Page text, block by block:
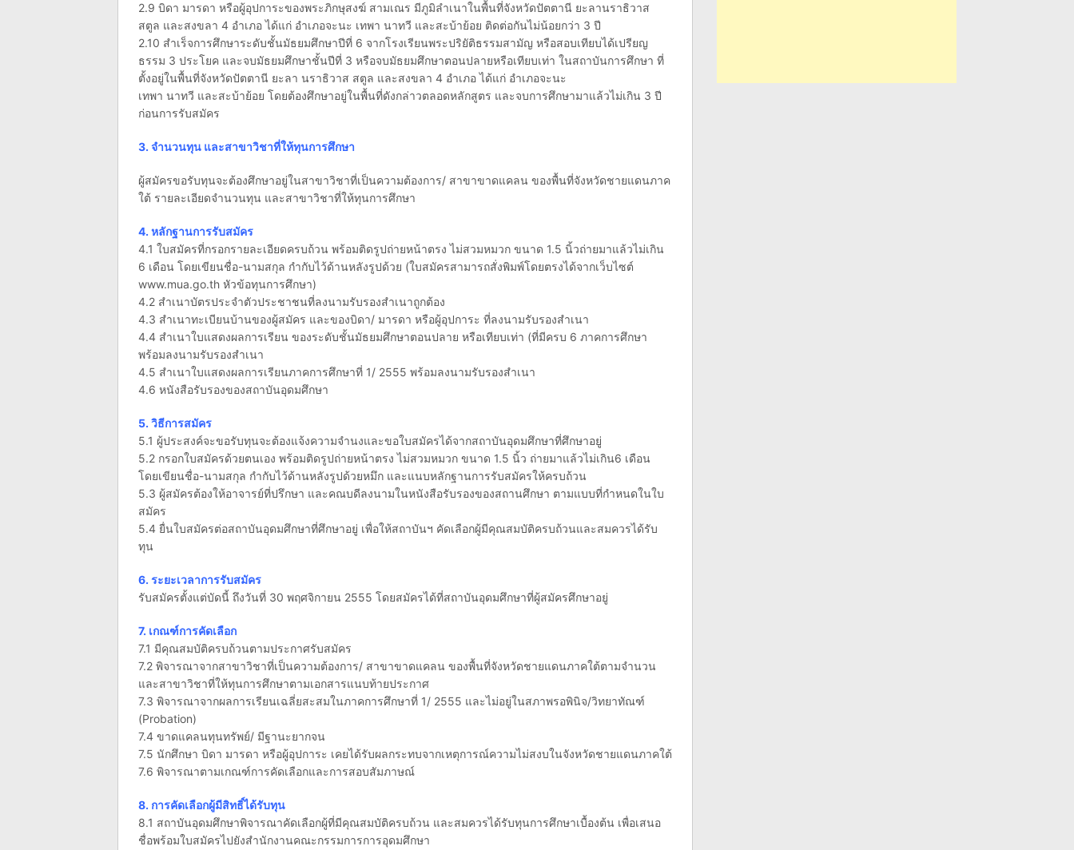
2.9 บิดา มารดา หรือผู้อุปการะของพระภิกษุสงฆ์ สามเณร มีภูมิลำเนาในพื้นที่จังหวัดปัตตานี ยะลานราธิวาส
สตูล และสงขลา 4 อำเภอ ได้แก่ อำเภอจะนะ เทพา นาทวี และสะบ้าย้อย ติดต่อกันไม่น้อยกว่า 3 ปี
2.10 สำเร็จการศึกษาระดับชั้นมัธยมศึกษาปีที่ 6 จากโรงเรียนพระปริยัติธรรมสามัญ หรือสอบเทียบได้เปรียญ
ธรรม 3 ประโยค และจบมัธยมศึกษาชั้นปีที่ 3 หรือจบมัธยมศึกษาตอนปลายหรือเทียบเท่า ในสถาบันการศึกษา ที่
ตั้งอยู่ในพื้นที่จังหวัดปัตตานี ยะลา นราธิวาส สตูล และสงขลา 4 อำเภอ ได้แก่ อำเภอจะนะ
เทพา นาทวี และสะบ้าย้อย โดยต้องศึกษาอยู่ในพื้นที่ดังกล่าวตลอดหลักสูตร และจบการศึกษามาแล้วไม่เกิน 3 ปี
ก่อนการรับสมัคร
3. จำนวนทุน และสาขาวิชาที่ให้ทุนการศึกษา
ผู้สมัครขอรับทุนจะต้องศึกษาอยู่ในสาขาวิชาที่เป็นความต้องการ/ สาขาขาดแคลน ของพื้นที่จังหวัดชายแดนภาค
ใต้ รายละเอียดจำนวนทุน และสาขาวิชาที่ให้ทุนการศึกษา
4. หลักฐานการรับสมัคร
4.1 ใบสมัครที่กรอกรายละเอียดครบถ้วน พร้อมติดรูปถ่ายหน้าตรง ไม่สวมหมวก ขนาด 1.5 นิ้วถ่ายมาแล้วไม่เกิน
6 เดือน โดยเขียนชื่อ-นามสกุล กำกับไว้ด้านหลังรูปด้วย (ใบสมัครสามารถสั่งพิมพ์โดยตรงได้จากเว็บไซต์
www.mua.go.th หัวข้อทุนการศึกษา)
4.2 สำเนาบัตรประจำตัวประชาชนที่ลงนามรับรองสำเนาถูกต้อง
4.3 สำเนาทะเบียนบ้านของผู้สมัคร และของบิดา/ มารดา หรือผู้อุปการะ ที่ลงนามรับรองสำเนา
4.4 สำเนาใบแสดงผลการเรียน ของระดับชั้นมัธยมศึกษาตอนปลาย หรือเทียบเท่า (ที่มีครบ 6 ภาคการศึกษา
พร้อมลงนามรับรองสำเนา
4.5 สำเนาใบแสดงผลการเรียนภาคการศึกษาที่ 1/ 2555 พร้อมลงนามรับรองสำเนา
4.6 หนังสือรับรองของสถาบันอุดมศึกษา
5. วิธีการสมัคร
5.1 ผู้ประสงค์จะขอรับทุนจะต้องแจ้งความจำนงและขอใบสมัครได้จากสถาบันอุดมศึกษาที่ศึกษาอยู่
5.2 กรอกใบสมัครด้วยตนเอง พร้อมติดรูปถ่ายหน้าตรง ไม่สวมหมวก ขนาด 1.5 นิ้ว ถ่ายมาแล้วไม่เกิน6 เดือน
โดยเขียนชื่อ-นามสกุล กำกับไว้ด้านหลังรูปด้วยหมึก และแนบหลักฐานการรับสมัครให้ครบถ้วน
5.3 ผู้สมัครต้องให้อาจารย์ที่ปรึกษา และคณบดีลงนามในหนังสือรับรองของสถานศึกษา ตามแบบที่กำหนดในใบ
สมัคร
5.4 ยื่นใบสมัครต่อสถาบันอุดมศึกษาที่ศึกษาอยู่ เพื่อให้สถาบันฯ คัดเลือกผู้มีคุณสมบัติครบถ้วนและสมควรได้รับ
ทุน
6. ระยะเวลาการรับสมัคร
รับสมัครตั้งแต่บัดนี้ ถึงวันที่ 30 พฤศจิกายน 2555 โดยสมัครได้ที่สถาบันอุดมศึกษาที่ผู้สมัครศึกษาอยู่
7. เกณฑ์การคัดเลือก
7.1 มีคุณสมบัติครบถ้วนตามประกาศรับสมัคร
7.2 พิจารณาจากสาขาวิชาที่เป็นความต้องการ/ สาขาขาดแคลน ของพื้นที่จังหวัดชายแดนภาคใต้ตามจำนวน
และสาขาวิชาที่ให้ทุนการศึกษาตามเอกสารแนบท้ายประกาศ
7.3 พิจารณาจากผลการเรียนเฉลี่ยสะสมในภาคการศึกษาที่ 1/ 2555 และไม่อยู่ในสภาพรอพินิจ/วิทยาทัณฑ์
(Probation)
7.4 ขาดแคลนทุนทรัพย์/ มีฐานะยากจน
7.5 นักศึกษา บิดา มารดา หรือผู้อุปการะ เคยได้รับผลกระทบจากเหตุการณ์ความไม่สงบในจังหวัดชายแดนภาคใต้
7.6 พิจารณาตามเกณฑ์การคัดเลือกและการสอบสัมภาษณ์
8. การคัดเลือกผู้มีสิทธิ์ได้รับทุน
8.1 สถาบันอุดมศึกษาพิจารณาคัดเลือกผู้ที่มีคุณสมบัติครบถ้วน และสมควรได้รับทุนการศึกษาเบื้องต้น เพื่อเสนอ
ชื่อพร้อมใบสมัครไปยังสำนักงานคณะกรรมการการอุดมศึกษา